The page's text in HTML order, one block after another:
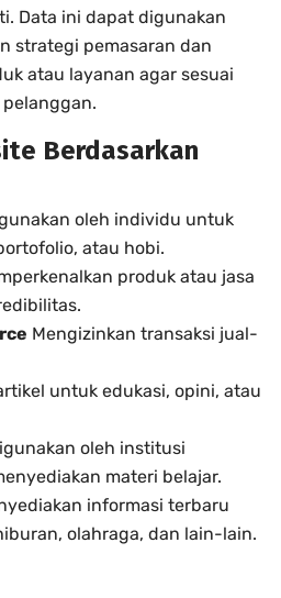
Data ini dapat digunakan
strategi pemasaran dan
atau layanan agar sesuai
Berdasarkan
oleh individu untuk
atau hobi.
produk atau jasa
Mengizinkan transaksi jual-
untuk edukasi, opini, atau
oleh institusi
materi belajar.
informasi terbaru
olahraga, dan lain-lain.